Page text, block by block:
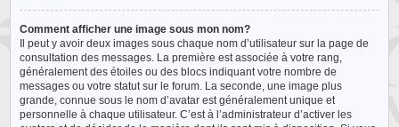
Comment afficher une image sous mon nom?
Il peut y avoir deux images sous chaque nom d’utilisateur sur la page de
consultation des messages. La première est associée à votre rang,
généralement des étoiles ou des blocs indiquant votre nombre de
messages ou votre statut sur le forum. La seconde, une image plus
grande, connue sous le nom d’avatar est généralement unique et
personnelle à chaque utilisateur. C’est à l’administrateur d’activer les